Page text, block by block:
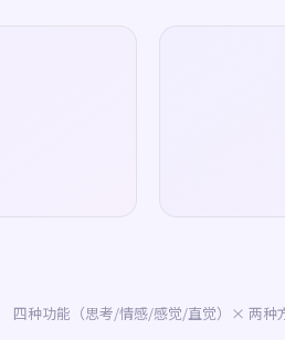
四种功能（思考/情感/感觉/直觉）× 两种